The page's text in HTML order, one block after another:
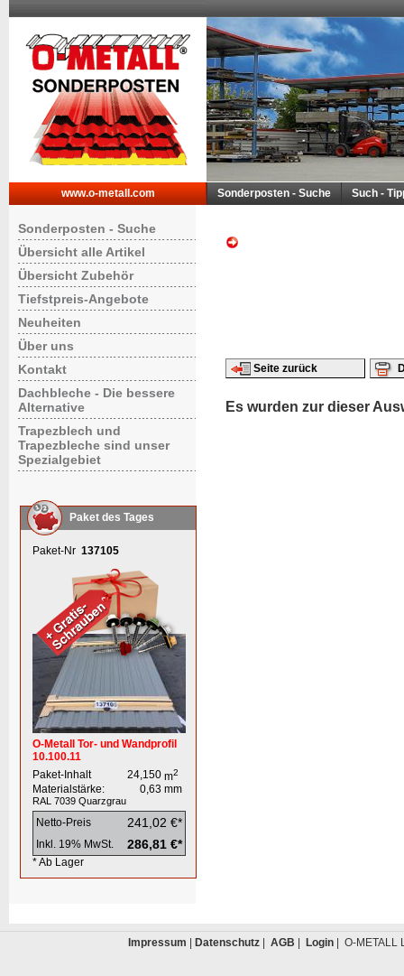
www.o-metall.com Sonderposten - Suche Such -
Sonderposten - Suche
Übersicht alle Artikel
Übersicht Zubehör
Tiefstpreis-Angebote
Neuheiten
Über uns
Kontakt
Dachbleche - Die bessere
Alternative
Trapezblech und
Trapezbleche sind unser
Spezialgebiet
Paket des Tages
Paket-Nr 137105
O-Metall Tor- und Wandprofil
10.100.11
Paket-Inhalt
24,150 m2
Materialstärke: 0,63 mm
RAL 7039 Quarzgrau
Netto-Preis 241,02 €*
Inkl. 19% MwSt. 286,81 €*
* Ab Lager
Seite zurück
Es wurden zur dieser
Impressum Datenschutz| AGB Login| O-METALL